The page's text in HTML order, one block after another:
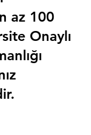
az 100
Onaylı